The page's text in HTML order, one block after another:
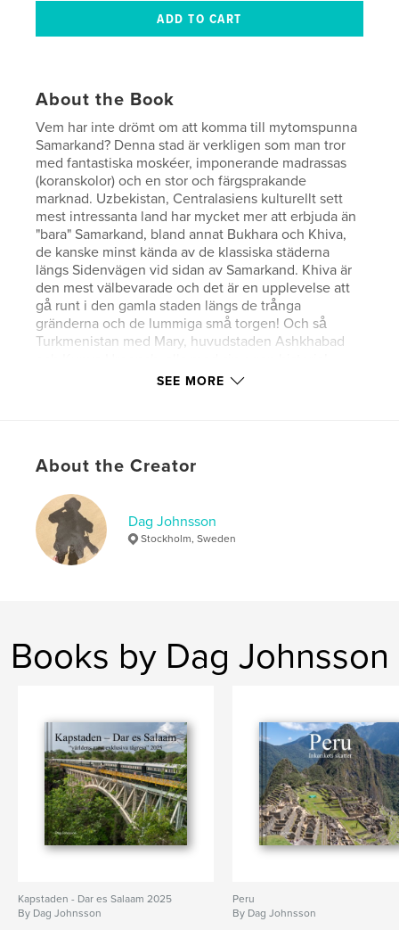
About the Book
Vem har inte drömt om att komma till mytomspunna
Samarkand? Denna stad är verkligen som man tror
med fantastiska moskéer, imponerande madrassas
(koranskolor) och en stor och färgsprakande
marknad. Uzbekistan, Centralasiens kulturellt sett
mest intressanta land har mycket mer att erbjuda än
"bara" Samarkand, bland annat Bukhara och Khiva,
de kanske minst kända av de klassiska städerna
längs Sidenvägen vid sidan av Samarkand. Khiva är
den mest välbevarade och det är en upplevelse att
gå runt i den gamla staden längs de trånga
gränderna och de lummiga små torgen! Och så
Turkmenistan med Mary, huvudstaden Ashkhabad
Project Option:Large Format Landscape, 13×11 in,
# of Pages:
Publish Date:
Apr 04, 2018
LanguageSwedish
Urgench
SEE MORE
About the Creator
Dag Johnsson
Stockholm, Sweden
Books by Dag Johnsson
Kapstaden - Dar es Salaam 2025
By Dag Johnsson
Peru
By Dag Johnsson